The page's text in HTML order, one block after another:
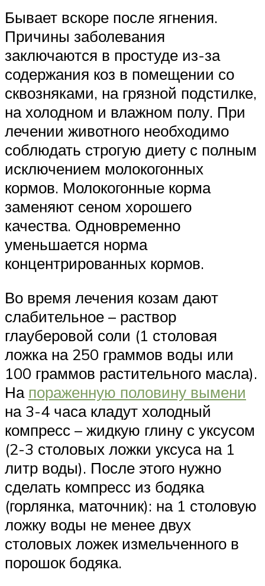
Бывает вскоре после ягнения.
Причины заболевания
заключаются в простуде из-за
содержания коз в помещении со
сквозняками, на грязной подстилке,
на холодном и влажном полу. При
лечении животного необходимо
соблюдать строгую диету с полным
исключением молокогонных
кормов. Молокогонные корма
заменяют сеном хорошего
качества. Одновременно
уменьшается норма
концентрированных кормов.
Во время лечения козам дают
слабительное – раствор
глауберовой соли (1 столовая
ложка на 250 граммов воды или
100 граммов растительного масла).
На пораженную половину вымени
на 3-4 часа кладут холодный
компресс – жидкую глину с уксусом
(2-3 столовых ложки уксуса на 1
литр воды). После этого нужно
сделать компресс из бодяка
(горлянка, маточник): на 1 столовую
ложку воды не менее двух
столовых ложек измельченного в
порошок бодяка.